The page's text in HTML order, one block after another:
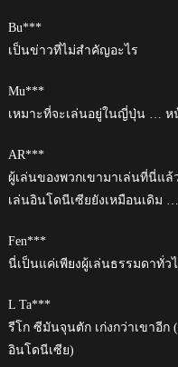
Bu***
เป็นข่าวที่ไม่สำคัญอะไร
Mu***
เหมาะที่จะเล่นอยู่ในญี่ปุ่น …
AR***
ผู้เล่นของพวกเขามาเล่นที่นี่แ
เล่นอินโดนีเซียยังเหมือนเดิม
Fen***
นี่เป็นแค่เพียงผู้เล่นธรรมดาทั่วไ
L Ta***
รีโก ซีมันจุนตัก เก่งกว่าเขาอี
อินโดนีเซีย)